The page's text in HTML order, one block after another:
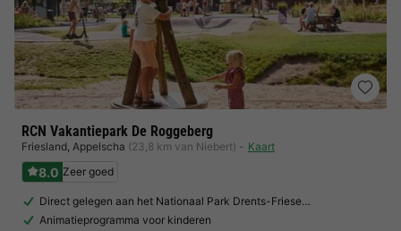
RCN Vakantiepark De Roggeberg
Friesland, Appelscha (23,8 km van Niebert) Kaart
8.0 Zeer goed
Direct gelegen aan het Nationaal Park Drents-Friese…
Animatieprogramma voor kinderen